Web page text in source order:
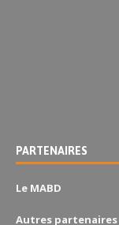
PARTENAIRES
Le MABD
Autres partenaires